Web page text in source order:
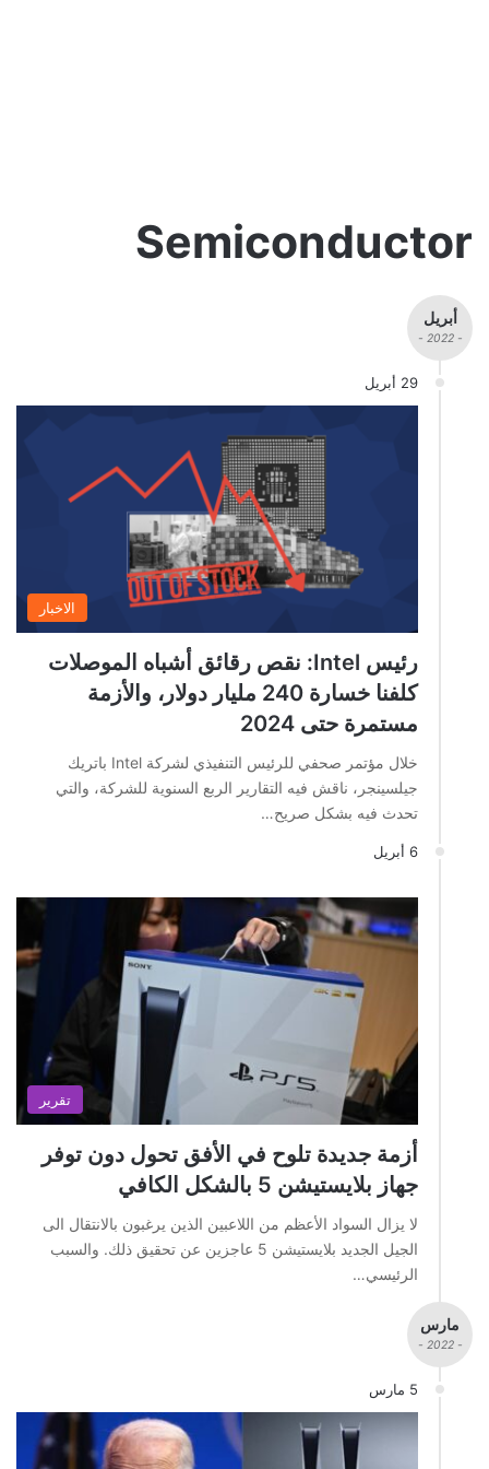
Semiconductor
أبريل
- 2022 -
29 أبريل
الاخبار
رئيس Intel: نقص رقائق أشباه الموصلات
كلفنا خسارة 240 مليار دولار، والأزمة
مستمرة حتى 2024
خلال مؤتمر صحفي للرئيس التنفيذي لشركة Intel باتريك
جيلسينجر، ناقش فيه التقارير الربع السنوية للشركة، والتي
تحدث فيه بشكل صريح…
6 أبريل
تقرير
أزمة جديدة تلوح في الأفق تحول دون توفر
جهاز بلايستيشن 5 بالشكل الكافي
لا يزال السواد الأعظم من اللاعبين الذين يرغبون بالانتقال الى
الجيل الجديد بلايستيشن 5 عاجزين عن تحقيق ذلك. والسبب
الرئيسي…
مارس
- 2022 -
5 مارس